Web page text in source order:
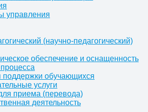
управления
(научно-педагогический)
обеспечение и оснащенность
обучающихся
услуги
приема (перевода)
деятельность